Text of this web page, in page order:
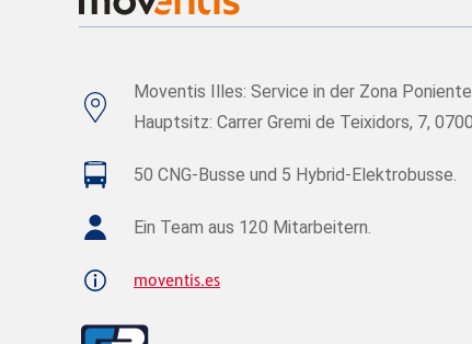
Moventis Illes: Service in der Zona
Hauptsitz: Carrer Gremi de Teixidors, 7,
50 CNG-Busse und 5 Hybrid-Elektrobusse.
Ein Team aus 120 Mitarbeitern.
moventis.es